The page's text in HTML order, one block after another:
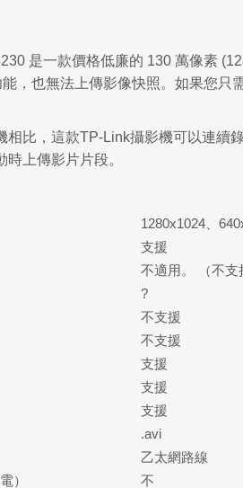
是一款價格低廉的 130 萬像素
，也無法上傳影像快照。如果您只
相比，這款TP-Link攝影機可以連續
時上傳影片片段。
1280x1024、
支援
不適用。 （不支
?
不支援
不支援
支援
支援
支援
.avi
乙太網路線
）
不